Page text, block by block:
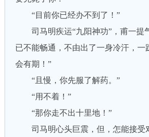
“目前你已经办不到了！”
司马明疾运“九阳神功”，甫一提
已不能畅通，不由出了一身冷汗，一
会有期！”
“且慢，你先服了解药。”
“用不着！”
“那你走不出十里地！”
司马明心头巨震，但，怎能接受